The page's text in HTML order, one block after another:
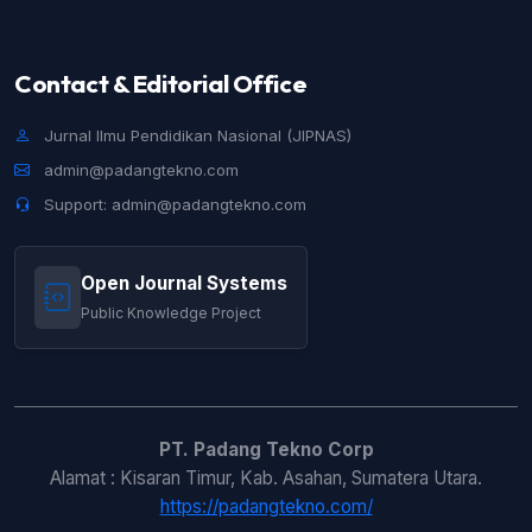
Contact & Editorial Office
Jurnal Ilmu Pendidikan Nasional (JIPNAS)
admin@padangtekno.com
Support: admin@padangtekno.com
Open Journal Systems
Public Knowledge Project
PT. Padang Tekno Corp
Alamat : Kisaran Timur, Kab. Asahan, Sumatera Utara.
https://padangtekno.com/